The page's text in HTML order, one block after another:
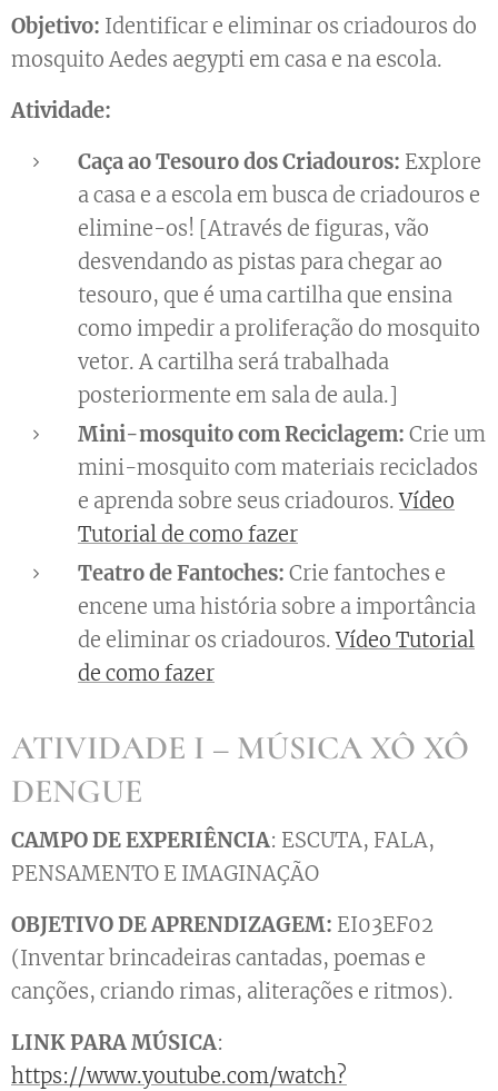
Objetivo: Identificar e eliminar os criadouros do
mosquito Aedes aegypti em casa e na escola.
Atividade:
Caça ao Tesouro dos Criadouros: Explore
a casa e a escola em busca de criadouros e
elimine-os! [Através de figuras, vão
desvendando as pistas para chegar ao
tesouro, que é uma cartilha que ensina
como impedir a proliferação do mosquito
vetor. A cartilha será trabalhada
posteriormente em sala de aula.]
Mini-mosquito com Reciclagem: Crie um
mini-mosquito com materiais reciclados
e aprenda sobre seus criadouros.Vídeo
Tutorial de como fazer
Teatro de Fantoches: Crie fantoches e
encene uma história sobre a importância
de eliminar os criadouros.Vídeo Tutorial
de como fazer
ATIVIDADE I – MÚSICA XÔ XÔ
DENGUE
CAMPO DE EXPERIÊNCIA: ESCUTA, FALA,
PENSAMENTO E IMAGINAÇÃO
OBJETIVO DE APRENDIZAGEM: EI03EF02
(Inventar brincadeiras cantadas, poemas e
canções, criando rimas, aliterações e ritmos).
LINK PARA MÚSICA:
https://www.youtube.com/watch?